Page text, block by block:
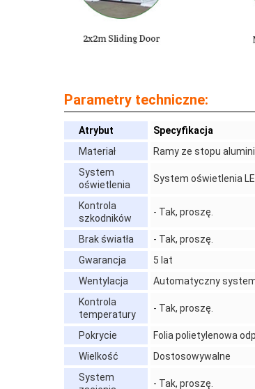
Parametry techniczne:
Atrybut
Specyfikacja
Materiał
Ramy ze stopu
System
oświetlenia
System oświetlenia
Kontrola
szkodników
- Tak, proszę.
Brak światła
- Tak, proszę.
Gwarancja
5 lat
Wentylacja
Automatyczny
Kontrola
temperatury
- Tak, proszę.
Pokrycie
Folia polietylenowa
Wielkość
Dostosowywalne
System
- Tak, proszę.